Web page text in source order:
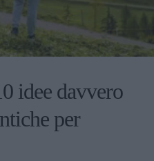
idee davvero
per